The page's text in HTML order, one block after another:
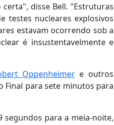
disse Bell. "Estruturas
testes nucleares explosivos
estavam ocorrendo sob a
é insustentavelmente e
Oppenheimere outros
Final para sete minutos para
segundos para a meia-noite,